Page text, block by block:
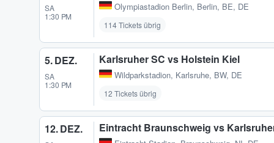
SA
1:30 PM
Olympiastadion Berlin, Berlin, BE, DE
114 Tickets übrig
5. DEZ.
SA
1:30 PM
Karlsruher SC vs Holstein Kiel
Wildparkstadion, Karlsruhe, BW, DE
12 Tickets übrig
12. DEZ. Eintracht Braunschweig vs